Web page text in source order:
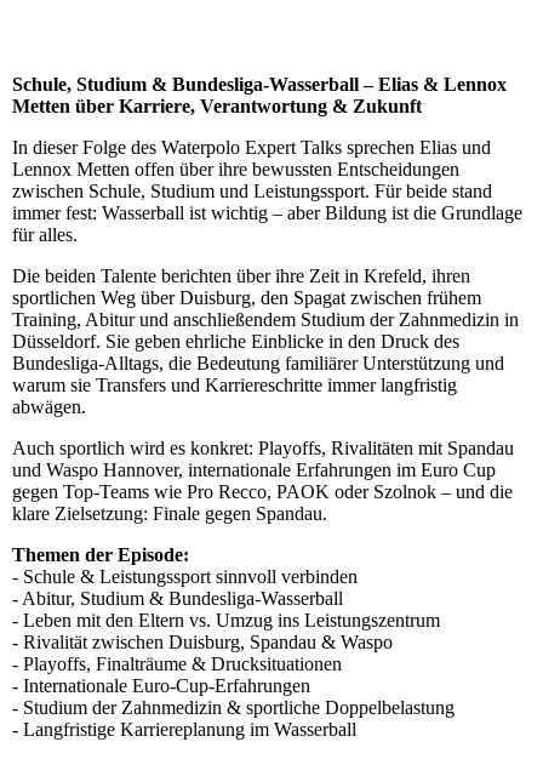
Schule, Studium & Bundesliga-Wasserball – Elias & Lennox
Metten über Karriere, Verantwortung & Zukunft
In dieser Folge des Waterpolo Expert Talks sprechen Elias und
Lennox Metten offen über ihre bewussten Entscheidungen
zwischen Schule, Studium und Leistungssport. Für beide stand
immer fest: Wasserball ist wichtig – aber Bildung ist die Grundlage
für alles.
Die beiden Talente berichten über ihre Zeit in Krefeld, ihren
sportlichen Weg über Duisburg, den Spagat zwischen frühem
Training, Abitur und anschließendem Studium der Zahnmedizin in
Düsseldorf. Sie geben ehrliche Einblicke in den Druck des
Bundesliga-Alltags, die Bedeutung familiärer Unterstützung und
warum sie Transfers und Karriereschritte immer langfristig
abwägen.
Auch sportlich wird es konkret: Playoffs, Rivalitäten mit Spandau
und Waspo Hannover, internationale Erfahrungen im Euro Cup
gegen Top-Teams wie Pro Recco, PAOK oder Szolnok – und die
klare Zielsetzung: Finale gegen Spandau.
Themen der Episode:
- Schule & Leistungssport sinnvoll verbinden
- Abitur, Studium & Bundesliga-Wasserball
- Leben mit den Eltern vs. Umzug ins Leistungszentrum
- Rivalität zwischen Duisburg, Spandau & Waspo
- Playoffs, Finalträume & Drucksituationen
- Internationale Euro-Cup-Erfahrungen
- Studium der Zahnmedizin & sportliche Doppelbelastung
- Langfristige Karriereplanung im Wasserball